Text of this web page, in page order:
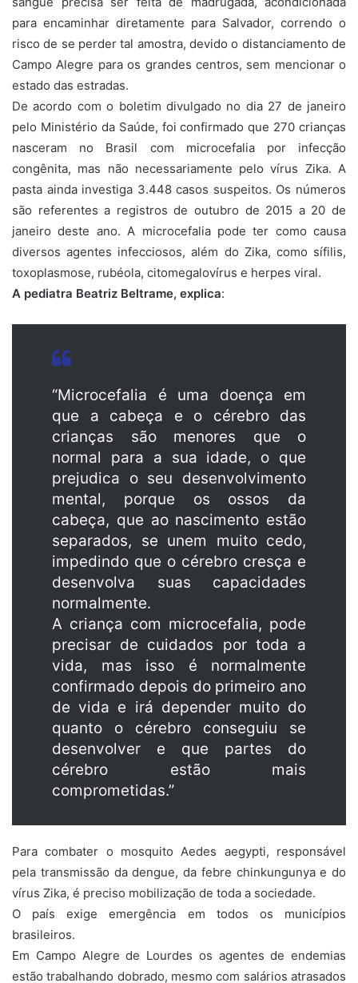
para encaminhar diretamente para Salvador, correndo o
risco de se perder tal amostra, devido o distanciamento de
Campo Alegre para os grandes centros, sem mencionar o
estado das estradas.
De acordo com o boletim divulgado no dia 27 de janeiro
pelo Ministério da Saúde, foi confirmado que 270 crianças
nasceram no Brasil com microcefalia por infecção
congênita, mas não necessariamente pelo vírus Zika. A
pasta ainda investiga 3.448 casos suspeitos. Os números
são referentes a registros de outubro de 2015 a 20 de
janeiro deste ano. A microcefalia pode ter como causa
diversos agentes infecciosos, além do Zika, como sífilis,
toxoplasmose, rubéola, citomegalovírus e herpes viral.
A pediatra Beatriz Beltrame, explica:
“Microcefalia é uma doença em
que a cabeça e o cérebro das
crianças são menores que o
normal para a sua idade, o que
prejudica o seu desenvolvimento
mental, porque os ossos da
cabeça, que ao nascimento estão
separados, se unem muito cedo,
impedindo que o cérebro cresça e
desenvolva suas capacidades
normalmente.
A criança com microcefalia, pode
precisar de cuidados por toda a
vida, mas isso é normalmente
confirmado depois do primeiro ano
de vida e irá depender muito do
quanto o cérebro conseguiu se
desenvolver e que partes do
cérebro estão mais
comprometidas.”
Para combater o mosquito Aedes aegypti, responsável
pela transmissão da dengue, da febre chinkungunya e do
vírus Zika, é preciso mobilização de toda a sociedade.
O país exige emergência em todos os municípios
brasileiros.
Em Campo Alegre de Lourdes os agentes de endemias
estão trabalhando dobrado, mesmo com salários atrasados